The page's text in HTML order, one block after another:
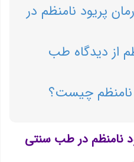
پریود نامنظم در
از دیدگاه طب
نامنظم چیست؟
نامنظم در طب سنتی